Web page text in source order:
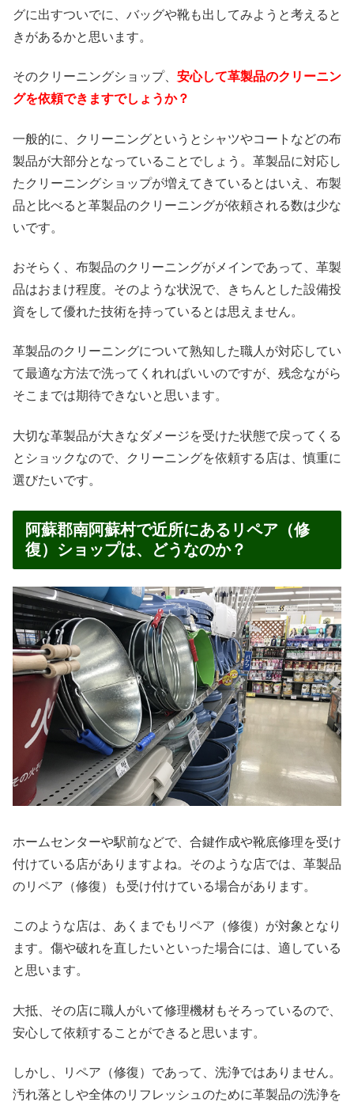
グに出すついでに、バッグや靴も出してみようと考えると
きがあるかと思います。
そのクリーニングショップ、 安心して革製品のクリーニン
グを依頼できますでしょうか？
一般的に、クリーニングというとシャツやコートなどの布
製品が大部分となっていることでしょう。革製品に対応し
たクリーニングショップが増えてきているとはいえ、布製
品と比べると革製品のクリーニングが依頼される数は少な
いです。
おそらく、布製品のクリーニングがメインであって、革製
品はおまけ程度。そのような状況で、きちんとした設備投
資をして優れた技術を持っているとは思えません。
革製品のクリーニングについて熟知した職人が対応してい
て最適な方法で洗ってくれればいいのですが、残念ながら
そこまでは期待できないと思います。
大切な革製品が大きなダメージを受けた状態で戻ってくる
とショックなので、クリーニングを依頼する店は、慎重に
選びたいです。
阿蘇郡南阿蘇村で近所にあるリペア（修
復）ショップは、どうなのか？
ホームセンターや駅前などで、合鍵作成や靴底修理を受け
付けている店がありますよね。そのような店では、革製品
のリペア（修復）も受け付けている場合があります。
このような店は、あくまでもリペア（修復）が対象となり
ます。傷や破れを直したいといった場合には、適している
と思います。
大抵、その店に職人がいて修理機材もそろっているので、
安心して依頼することができると思います。
しかし、リペア（修復）であって、洗浄ではありません。
汚れ落としや全体のリフレッシュのために革製品の洗浄を